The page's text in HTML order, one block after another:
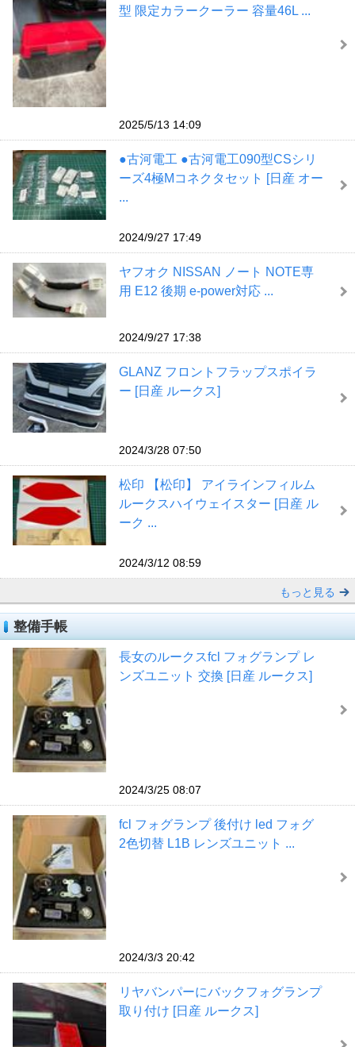
型 限定カラークーラー 容量46L ...
2025/5/13 14:09
●古河電工 ●古河電工090型CSシリ
ーズ4極Mコネクタセット [日産 オー
...
2024/9/27 17:49
ヤフオク NISSAN ノート NOTE専
用 E12 後期 e-power対応 ...
2024/9/27 17:38
GLANZ フロントフラップスポイラ
ー [日産 ルークス]
2024/3/28 07:50
松印 【松印】 アイラインフィルム
ルークスハイウェイスター [日産 ル
ーク ...
2024/3/12 08:59
もっと見る
整備手帳
長女のルークスfcl フォグランプ レ
ンズユニット 交換 [日産 ルークス]
2024/3/25 08:07
fcl フォグランプ 後付け led フォグ
2色切替 L1B レンズユニット ...
2024/3/3 20:42
リヤバンパーにバックフォグランプ
取り付け [日産 ルークス]